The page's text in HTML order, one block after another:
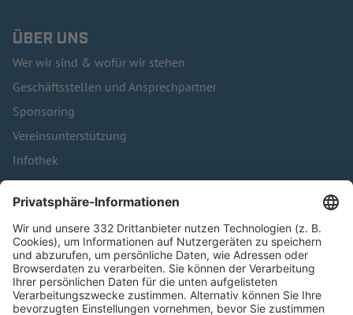
ÜBER UNS
Wer wir sind & wofür wir stehen
Geschäftsstellen und Ansprechpartner
Sponsoring
Vereinsunterstützung
Infothek
Kontakt
HÄUFIG BESUCHTE SEITEN
Pässe und Vereinswechsel
Trainerausbildung
Schulungsangebot Vereinsmitarbeiter